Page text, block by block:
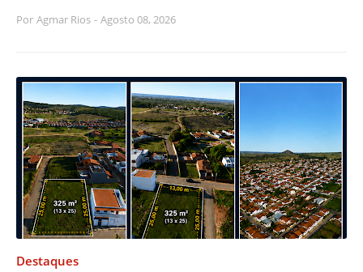
Por Agmar Rios - Agosto 08, 2026
Destaques